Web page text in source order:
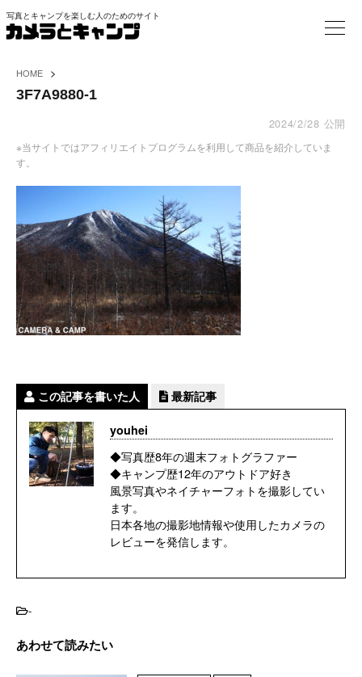
写真とキャンプを楽しむ人のためのサイト
HOME >
3F7A9880-1
2024/2/28 公開
※当サイトではアフィリエイトプログラムを利用して商品を紹介していま
す。
この記事を書いた人 最新記事
youhei
◆写真歴8年の週末フォトグラファー
◆キャンプ歴12年のアウトドア好き
風景写真やネイチャーフォトを撮影してい
ます。
日本各地の撮影地情報や使用したカメラの
レビューを発信します。
-
あわせて読みたい